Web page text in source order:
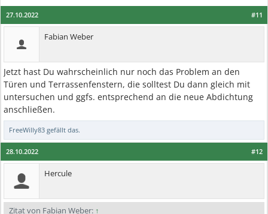
#11
27.10.2022
Fabian Weber
Jetzt hast Du wahrscheinlich nur noch das Problem an den
Türen und Terrassenfenstern, die solltest Du dann gleich mit
untersuchen und ggfs. entsprechend an die neue Abdichtung
anschließen.
FreeWilly83 gefällt das.
#12
28.10.2022
Hercule
Zitat von Fabian Weber: ↑